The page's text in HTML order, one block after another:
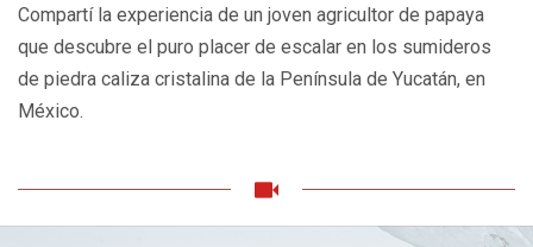
Compartí la experiencia de un joven agricultor de papaya
que descubre el puro placer de escalar en los sumideros
de piedra caliza cristalina de la Península de Yucatán, en
México.